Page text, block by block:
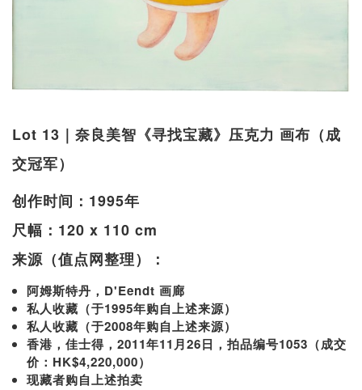
Lot 13｜奈良美智《寻找宝藏》压克力 画布（成
交冠军）
创作时间：1995年
尺幅：120 x 110 cm
来源（值点网整理）：
阿姆斯特丹，D'Eendt 画廊
私人收藏（于1995年购自上述来源）
私人收藏（于2008年购自上述来源）
香港，佳士得，2011年11月26日，拍品编号1053（成交
价：HK$4,220,000）
现藏者购自上述拍卖